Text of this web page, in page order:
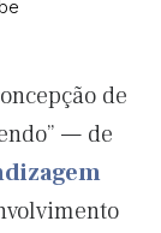
de
— de